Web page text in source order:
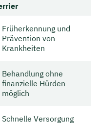
Früherkennung und
Prävention von
Krankheiten
Behandlung ohne
finanzielle Hürden
möglich
Schnelle Versorgung